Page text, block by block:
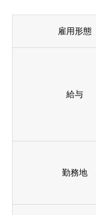
雇用形態
給与
勤務地